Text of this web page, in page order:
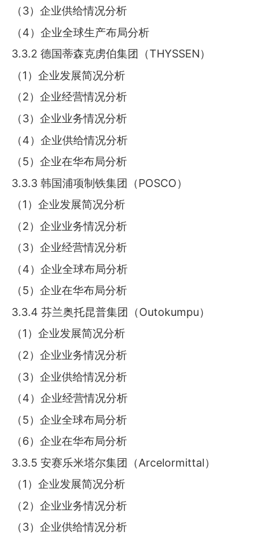
（3）企业供给情况分析
（4）企业全球生产布局分析
3.3.2 德国蒂森克虏伯集团（THYSSEN）
（1）企业发展简况分析
（2）企业经营情况分析
（3）企业业务情况分析
（4）企业供给情况分析
（5）企业在华布局分析
3.3.3 韩国浦项制铁集团（POSCO）
（1）企业发展简况分析
（2）企业业务情况分析
（3）企业经营情况分析
（4）企业全球布局分析
（5）企业在华布局分析
3.3.4 芬兰奥托昆普集团（Outokumpu）
（1）企业发展简况分析
（2）企业业务情况分析
（3）企业供给情况分析
（4）企业经营情况分析
（5）企业全球布局分析
（6）企业在华布局分析
3.3.5 安赛乐米塔尔集团（Arcelormittal）
（1）企业发展简况分析
（2）企业业务情况分析
（3）企业供给情况分析